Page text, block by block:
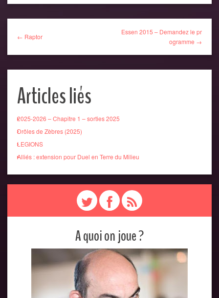
← Raptor
Essen 2015 – Demandez le pr
ogramme →
Articles liés
2025-2026 – Chapitre 1 – sorties 2025
Drôles de Zèbres (2025)
LEGIONS
Alliés : extension pour Duel en Terre du Milieu
A quoi on joue ?